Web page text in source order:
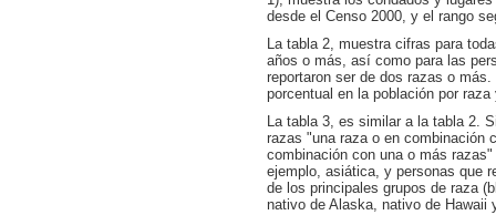
desde el Censo 2000, y el rango
La tabla 2, muestra cifras para
años o más, así como para las
reportaron ser de dos razas o
porcentual en la población por
La tabla 3, es similar a la tabla 2.
razas "una raza o en combinación
combinación con una o más
ejemplo, asiática, y personas que
de los principales grupos de raza
nativo de Alaska, nativo de